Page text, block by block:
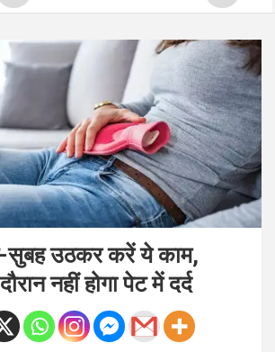
सुबह उठकर करें ये काम,
नहीं होगा पेट में दर्द